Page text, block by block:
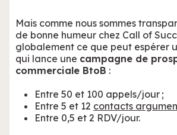
Mais comme nous sommes
de bonne humeur chez Call of
globalement ce que peut espérer
qui lance une campagne de
commerciale BtoB :
Entre 50 et 100 appels/jour ;
Entre 5 et 12 contacts
Entre 0,5 et 2 RDV/jour.